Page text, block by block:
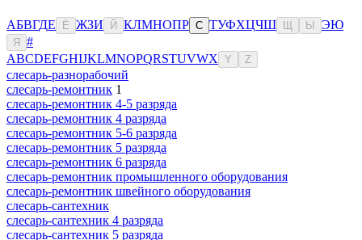
АБВГДЕ Ё ЖЗИ Й КЛМНОПР С ТУФХЦЧШ Ы ЭЮ
Я
#
ABCDEFGHIJKLMNOPQRSTUVWX Y Z
слесарь-разнорабочий
слесарь-ремонтник 1
слесарь-ремонтник 4-5 разряда
слесарь-ремонтник 4 разряда
слесарь-ремонтник 5-6 разряда
слесарь-ремонтник 5 разряда
слесарь-ремонтник 6 разряда
слесарь-ремонтник промышленного оборудования
слесарь-ремонтник швейного оборудования
слесарь-сантехник
слесарь-сантехник 4 разряда
слесарь-сантехник 5 разряда